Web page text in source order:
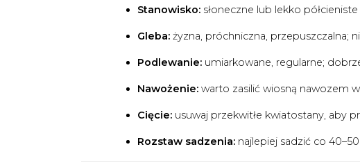
Stanowisko: słoneczne lub lekko
Gleba: żyzna, próchniczna, przepuszczalna;
Podlewanie: umiarkowane, regularne;
Nawożenie: warto zasilić wiosną nawozem
Cięcie: usuwaj przekwitłe kwiatostany, aby
Rozstaw sadzenia: najlepiej sadzić co